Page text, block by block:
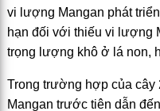
vi lượng Mangan phát
hạn đối với thiếu vi lượng
trọng lượng khô ở lá non,
Trong trường hợp của cây
Mangan trước tiên dẫn